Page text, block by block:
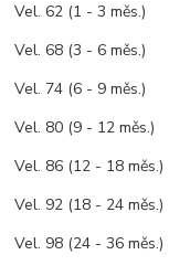
Vel. 62 (1 - 3 měs.)
Vel. 68 (3 - 6 měs.)
Vel. 74 (6 - 9 měs.)
Vel. 80 (9 - 12 měs.)
Vel. 86 (12 - 18 měs.)
Vel. 92 (18 - 24 měs.)
Vel. 98 (24 - 36 měs.)